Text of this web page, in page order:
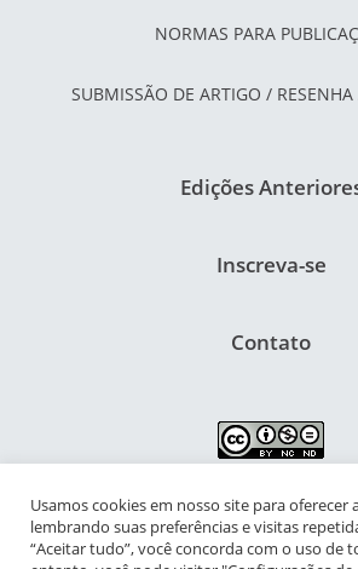
NORMAS PARA
SUBMISSÃO DE ARTIGO /
Edições
Inscreva-se
Contato
NIPIAC – Núcleo Interdisciplinar de
Adolescência Contemporâneas
Usamos cookies em nosso site para oferecer
lembrando suas preferências e visitas
“Aceitar tudo”, você concorda com o uso de